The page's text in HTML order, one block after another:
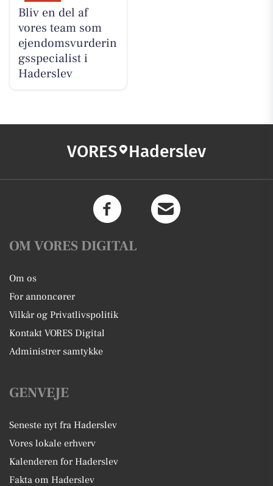
Bliv en del af
vores team som
ejendomsvurderin
gsspecialist i
Haderslev
VORES Haderslev
OM VORES DIGITAL
Om os
For annoncører
Vilkår og Privatlivspolitik
Kontakt VORES Digital
Administrer samtykke
GENVEJE
Seneste nyt fra Haderslev
Vores lokale erhverv
Kalenderen for Haderslev
Fakta om Haderslev